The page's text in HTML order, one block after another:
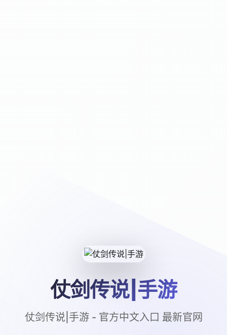
仗剑传说|手游
仗剑传说|手游 - 官方中文入口 最新官网